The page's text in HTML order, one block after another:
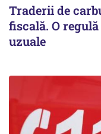
Traderii de
fiscală. O
uzuale